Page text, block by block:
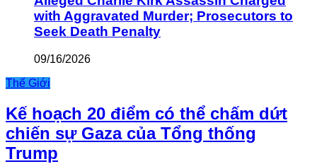
with Aggravated Murder; Prosecutors to
Seek Death Penalty
09/16/2026
Thế Giới
Kế hoạch 20 điểm có thể chấm dứt
chiến sự Gaza của Tổng thống
Trump